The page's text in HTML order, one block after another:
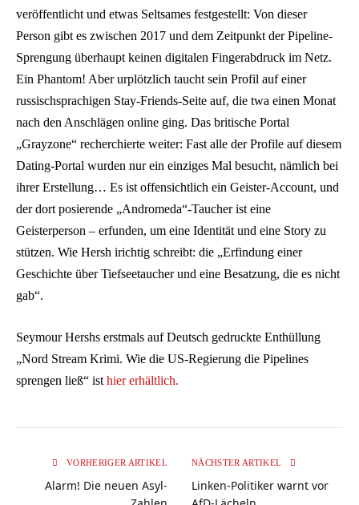
veröffentlicht und etwas Seltsames festgestellt: Von dieser
Person gibt es zwischen 2017 und dem Zeitpunkt der Pipeline-
Sprengung überhaupt keinen digitalen Fingerabdruck im Netz.
Ein Phantom! Aber urplötzlich taucht sein Profil auf einer
russischsprachigen Stay-Friends-Seite auf, die twa einen Monat
nach den Anschlägen online ging. Das britische Portal
„Grayzone“ recherchierte weiter: Fast alle der Profile auf diesem
Dating-Portal wurden nur ein einziges Mal besucht, nämlich bei
ihrer Erstellung… Es ist offensichtlich ein Geister-Account, und
der dort posierende „Andromeda“-Taucher ist eine
Geisterperson – erfunden, um eine Identität und eine Story zu
stützen. Wie Hersh irichtig schreibt: die „Erfindung einer
Geschichte über Tiefseetaucher und eine Besatzung, die es nicht
gab“.
Seymour Hershs erstmals auf Deutsch gedruckte Enthüllung
„Nord Stream Krimi. Wie die US-Regierung die Pipelines
sprengen ließ“ ist hier erhältlich.
VORHERIGER ARTIKEL
Alarm! Die neuen Asyl-
NÄCHSTER ARTIKEL
Linken-Politiker warnt vor